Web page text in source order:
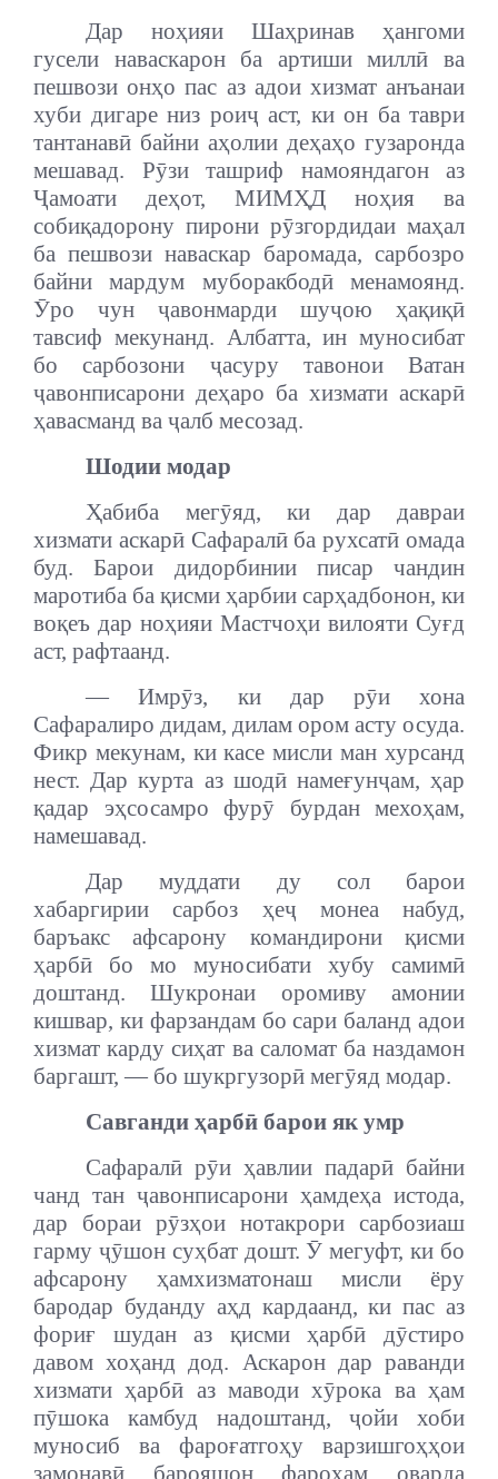
Дар ноҳияи Шаҳринав ҳангоми
гусели наваскарон ба артиши миллӣ ва
пешвози онҳо пас аз адои хизмат анъанаи
хуби дигаре низ роиҷ аст, ки он ба таври
тантанавӣ байни аҳолии деҳаҳо гузаронда
мешавад. Рӯзи ташриф намояндагон аз
Ҷамоати деҳот, МИМҲД ноҳия ва
собиқадорону пирони рӯзгордидаи маҳал
ба пешвози наваскар баромада, сарбозро
байни мардум муборакбодӣ менамоянд.
Ӯро чун ҷавонмарди шуҷою ҳақиқӣ
тавсиф мекунанд. Албатта, ин муносибат
бо сарбозони ҷасуру тавонои Ватан
ҷавонписарони деҳаро ба хизмати аскарӣ
ҳавасманд ва ҷалб месозад.
Шодии модар
Ҳабиба мегӯяд, ки дар давраи
хизмати аскарӣ Сафаралӣ ба рухсатӣ омада
буд. Барои дидорбинии писар чандин
маротиба ба қисми ҳарбии сарҳадбонон, ки
воқеъ дар ноҳияи Мастчоҳи вилояти Суғд
аст, рафтаанд.
— Имрӯз, ки дар рӯи хона
Сафаралиро дидам, дилам ором асту осуда.
Фикр мекунам, ки касе мисли ман хурсанд
нест. Дар курта аз шодӣ намеғунҷам, ҳар
қадар эҳсосамро фурӯ бурдан мехоҳам,
намешавад.
Дар муддати ду сол барои
хабаргирии сарбоз ҳеҷ монеа набуд,
баръакс афсарону командирони қисми
ҳарбӣ бо мо муносибати хубу самимӣ
доштанд. Шукронаи оромиву амонии
кишвар, ки фарзандам бо сари баланд адои
хизмат карду сиҳат ва саломат ба наздамон
баргашт, — бо шукргузорӣ мегӯяд модар.
Савганди ҳарбӣ барои як умр
Сафаралӣ рӯи ҳавлии падарӣ байни
чанд тан ҷавонписарони ҳамдеҳа истода,
дар бораи рӯзҳои нотакрори сарбозиаш
гарму ҷӯшон суҳбат дошт. Ӯ мегуфт, ки бо
афсарону ҳамхизматонаш мисли ёру
бародар буданду аҳд кардаанд, ки пас аз
фориғ шудан аз қисми ҳарбӣ дӯстиро
давом хоҳанд дод. Аскарон дар раванди
хизмати ҳарбӣ аз маводи хӯрока ва ҳам
пӯшока камбуд надоштанд, ҷойи хоби
муносиб ва фароғатгоҳу варзишгоҳҳои
замонавӣ барояшон фароҳам оварда